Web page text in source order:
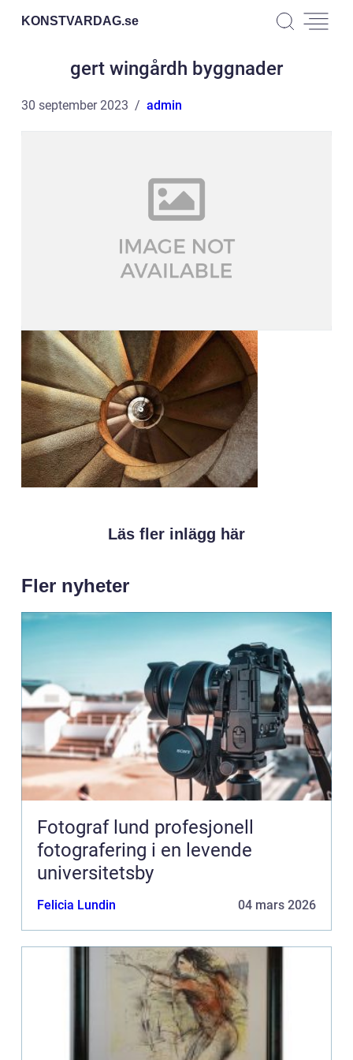
KONSTVARDAG.se
gert wingårdh byggnader
30 september 2023 admin
Läs fler inlägg här
Fler nyheter
Fotograf lund profesjonell
fotografering i en levende
universitetsby
Felicia Lundin 04 mars 2026